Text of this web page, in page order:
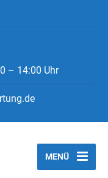
– 14:00 Uhr
MENÜ